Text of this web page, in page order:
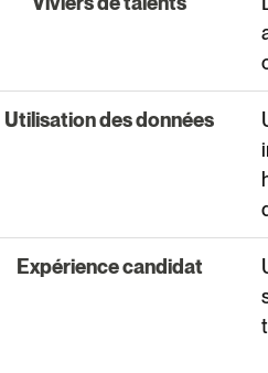
Utilisation des données
Expérience candidat